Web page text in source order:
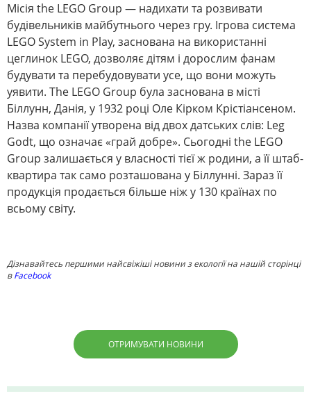
Місія the LEGO Group — надихати та розвивати
будівельників майбутнього через гру. Ігрова система
LEGO System in Play, заснована на використанні
цеглинок LEGO, дозволяє дітям і дорослим фанам
будувати та перебудовувати усе, що вони можуть
уявити. The LEGO Group була заснована в місті
Біллунн, Данія, у 1932 році Оле Кірком Крістіансеном.
Назва компанії утворена від двох датських слів: Leg
Godt, що означає «грай добре». Сьогодні the LEGO
Group залишається у власності тієї ж родини, а її штаб-
квартира так само розташована у Біллунні. Зараз її
продукція продається більше ніж у 130 країнах по
всьому світу.
Дізнавайтесь першими найсвіжіші новини з екології на нашій сторінці
вFacebook
ОТРИМУВАТИ НОВИНИ